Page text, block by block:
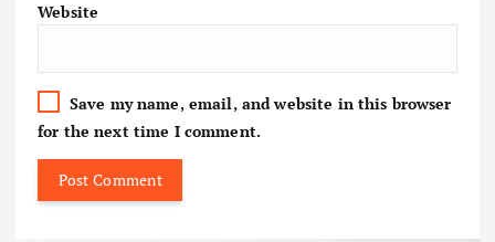
Website
Save my name, email, and website in this browser
for the next time I comment.